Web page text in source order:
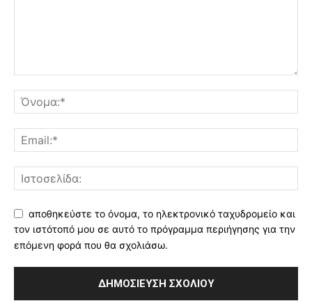
αποθηκεύστε το όνομα, το ηλεκτρονικό ταχυδρομείο και
τον ιστότοπό μου σε αυτό το πρόγραμμα περιήγησης για την
επόμενη φορά που θα σχολιάσω.